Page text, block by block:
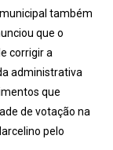
também
que o
corrigir a
administrativa
que
de votação na
pelo